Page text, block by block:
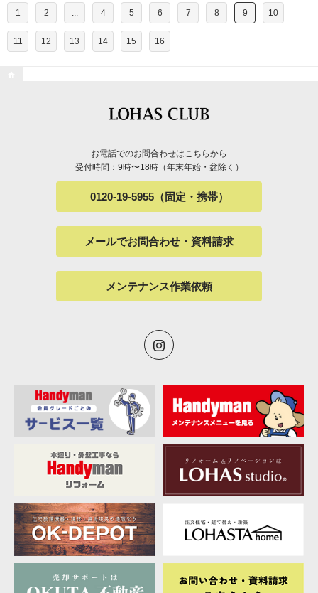
1 2 ... 4 5 6 7 8 9 10
11 12 13 14 15 16
お電話でのお問合わせはこちらから
受付時間：9時〜18時（年末年始・盆除く）
0120-19-5955（固定・携帯）
メールでお問合わせ・資料請求
メンテナンス作業依頼